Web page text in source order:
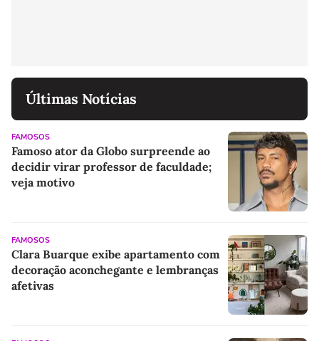
Últimas Notícias
FAMOSOS
Famoso ator da Globo surpreende ao
decidir virar professor de faculdade;
veja motivo
FAMOSOS
Clara Buarque exibe apartamento com
decoração aconchegante e lembranças
afetivas